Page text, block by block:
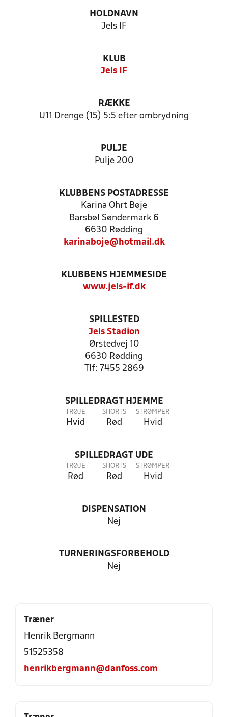
HOLDNAVN
Jels IF
KLUB
Jels IF
RÆKKE
U11 Drenge (15) 5:5 efter ombrydning
PULJE
Pulje 200
KLUBBENS POSTADRESSE
Karina Ohrt Bøje
Barsbøl Søndermark 6
6630 Rødding
karinaboje@hotmail.dk
KLUBBENS HJEMMESIDE
www.jels-if.dk
SPILLESTED
Jels Stadion
Ørstedvej 10
6630 Rødding
Tlf: 7455 2869
SPILLEDRAGT HJEMME
TRØJE
Hvid
SHORTS
Rød
STRØMPER
Hvid
SPILLEDRAGT UDE
TRØJE
Rød
SHORTS
Rød
STRØMPER
Hvid
DISPENSATION
Nej
TURNERINGSFORBEHOLD
Nej
Træner
Henrik Bergmann
51525358
henrikbergmann@danfoss.com